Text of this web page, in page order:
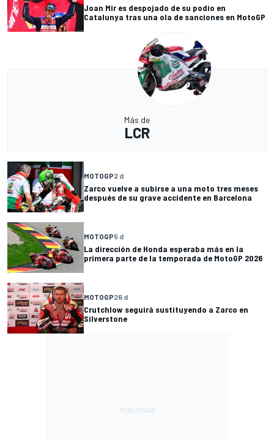
Joan Mir es despojado de su podio en
Catalunya tras una ola de sanciones en MotoGP
Más de
LCR
MOTOGP2 d
Zarco vuelve a subirse a una moto tres meses
después de su grave accidente en Barcelona
MOTOGP5 d
La dirección de Honda esperaba más en la
primera parte de la temporada de MotoGP 2026
MOTOGP26 d
Crutchlow seguirá sustituyendo a Zarco en
Silverstone